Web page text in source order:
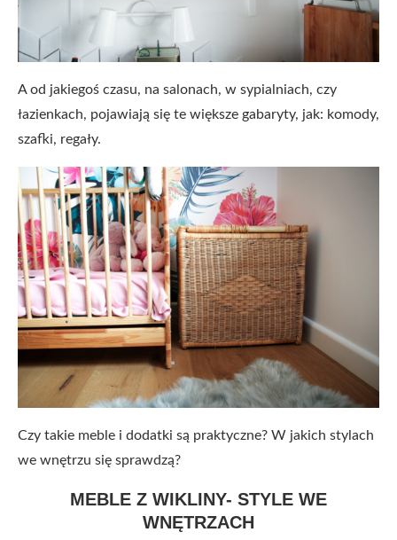
A od jakiegoś czasu, na salonach, w sypialniach, czy
łazienkach, pojawiają się te większe gabaryty, jak: komody,
szafki, regały.
Czy takie meble i dodatki są praktyczne? W jakich stylach
we wnętrzu się sprawdzą?
MEBLE Z WIKLINY- STYLE WE
WNĘTRZACH